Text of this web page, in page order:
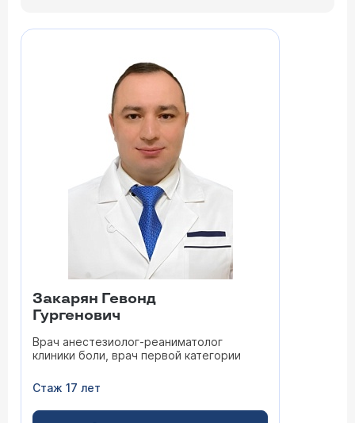
Закарян Гевонд
Гургенович
Врач анестезиолог-реаниматолог
клиники боли, врач первой категории
Стаж 17 лет